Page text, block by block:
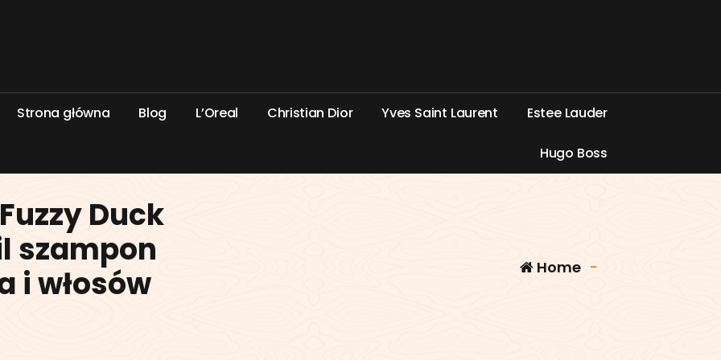
Strona główna Blog L’Oreal Christian Dior Yves Saint Laurent Estee Lauder
Hugo Boss
Duck
szampon
i włosów
Home -